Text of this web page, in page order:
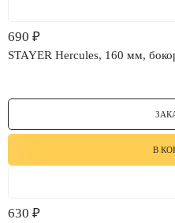
690 ₽
STAYER Hercules, 160 мм,
В
630 ₽